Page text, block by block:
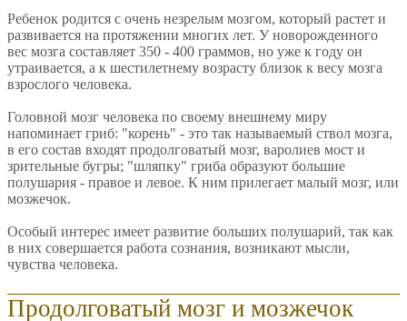
Ребенок родится с очень незрелым мозгом, который растет и
развивается на протяжении многих лет. У новорожденного
вес мозга составляет 350 - 400 граммов, но уже к году он
утраивается, а к шестилетнему возрасту близок к весу мозга
взрослого человека.
Головной мозг человека по своему внешнему миру
напоминает гриб: "корень" - это так называемый ствол мозга,
в его состав входят продолговатый мозг, варолиев мост и
зрительные бугры; "шляпку" гриба образуют большие
полушария - правое и левое. К ним прилегает малый мозг, или
мозжечок.
Особый интерес имеет развитие больших полушарий, так как
в них совершается работа сознания, возникают мысли,
чувства человека.
Продолговатый мозг и мозжечок